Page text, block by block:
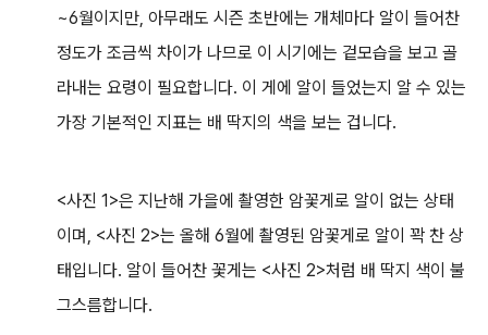
~6월이지만, 아무래도 시즌 초반에는 개체마다 알이 들어찬
정도가 조금씩 차이가 나므로 이 시기에는 겉모습을 보고 골
라내는 요령이 필요합니다. 이 게에 알이 들었는지 알 수 있는
가장 기본적인 지표는 배 딱지의 색을 보는 겁니다.
<사진 1>은 지난해 가을에 촬영한 암꽃게로 알이 없는 상태
이며, <사진 2>는 올해 6월에 촬영된 암꽃게로 알이 꽉 찬 상
태입니다. 알이 들어찬 꽃게는 <사진 2>처럼 배 딱지 색이 불
그스름합니다.